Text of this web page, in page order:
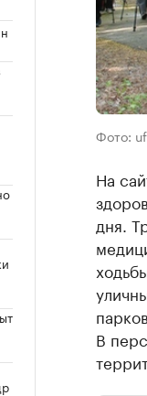
Фото:
На
дня.
В